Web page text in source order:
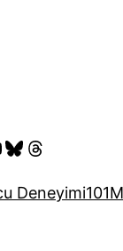
Bluesky
Threads
Deneyimi101